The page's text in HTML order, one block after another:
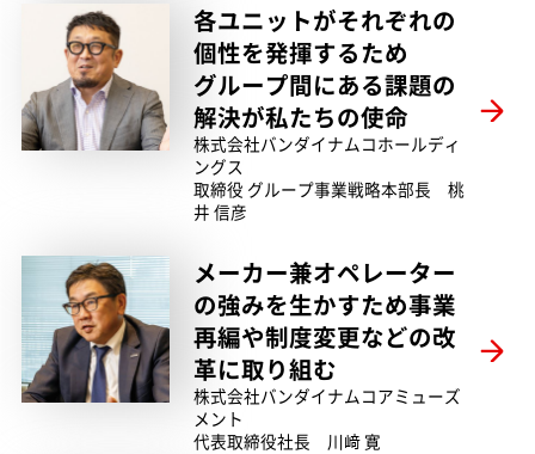
各ユニットがそれぞれの
個性を発揮するため
グループ間にある課題の
解決が私たちの使命
株式会社バンダイナムコホールディ
ングス
取締役 グループ事業戦略本部長 桃
井 信彦
メーカー兼オペレーター
の強みを生かすため事業
再編や制度変更などの改
革に取り組む
株式会社バンダイナムコアミューズ
メント
代表取締役社長 川﨑 寛